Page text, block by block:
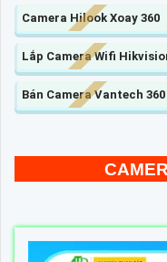
Camera Hilook Xoay 360
Lắp Camera Wifi
Bán Camera Vantech 360